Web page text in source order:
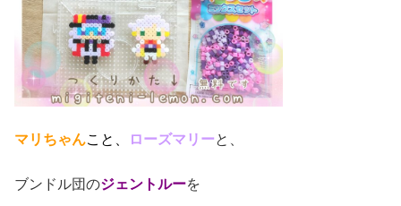
マリちゃんこと、 ローズマリーと、
ブンドル団のジェントルーを